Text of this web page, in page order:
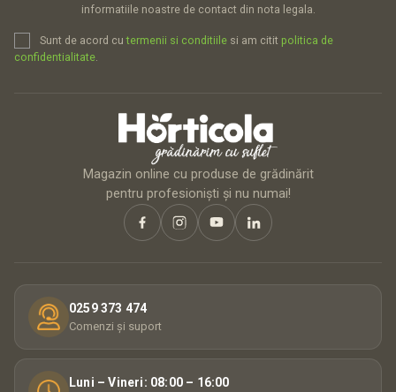
informatiile noastre de contact din nota legala.
Sunt de acord cutermenii si conditiile si am citit politica de
confidentialitate.
Magazin online cu produse de grădinărit
pentru profesioniști și nu numai!
0259 373 474
Comenzi și suport
Luni – Vineri: 08:00 – 16:00